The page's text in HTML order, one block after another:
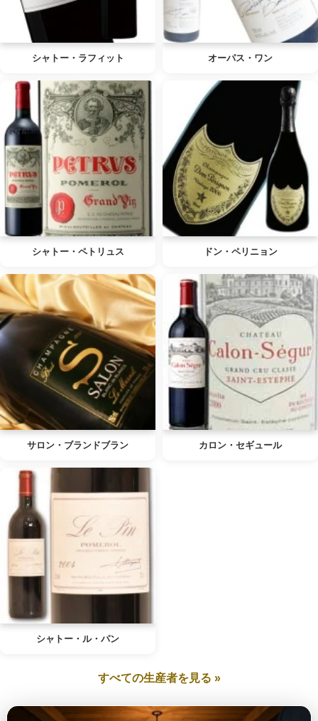
シャトー・ラフィット オーパス・ワン
シャトー・ペトリュス ドン・ペリニョン
サロン・ブランドブラン カロン・セギュール
シャトー・ル・パン
すべての生産者を見る »